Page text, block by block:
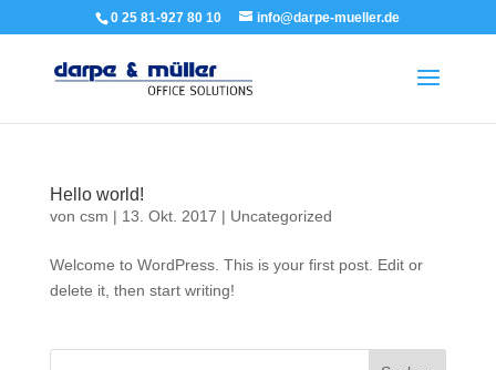
0 25 81-927 80 10 info@darpe-mueller.de
Hello world!
von csm | 13. Okt. 2017 | Uncategorized
Welcome to WordPress. This is your first post. Edit or
delete it, then start writing!